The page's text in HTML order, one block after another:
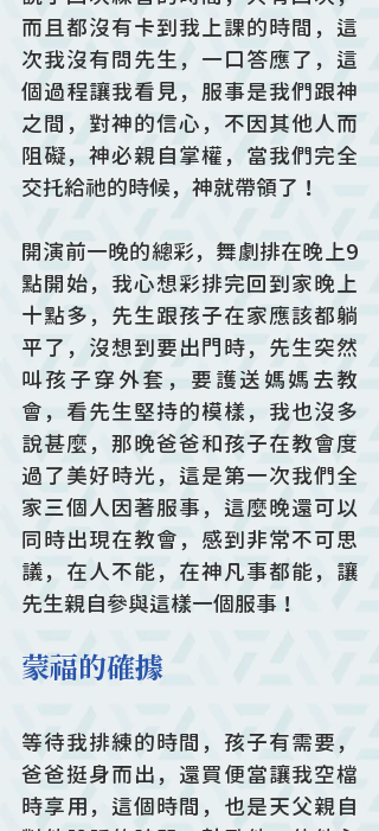
而且都沒有卡到我上課的時間，這
次我沒有問先生，一口答應了，這
個過程讓我看見，服事是我們跟神
之間，對神的信心，不因其他人而
阻礙，神必親自掌權，當我們完全
交托給祂的時候，神就帶領了！
開演前一晚的總彩，舞劇排在晚上9
點開始，我心想彩排完回到家晚上
十點多，先生跟孩子在家應該都躺
平了，沒想到要出門時，先生突然
叫孩子穿外套，要護送媽媽去教
會，看先生堅持的模樣，我也沒多
說甚麼，那晚爸爸和孩子在教會度
過了美好時光，這是第一次我們全
家三個人因著服事，這麼晚還可以
同時出現在教會，感到非常不可思
議，在人不能，在神凡事都能，讓
先生親自參與這樣一個服事！
蒙福的確據
等待我排練的時間，孩子有需要，
爸爸挺身而出，還買便當讓我空檔
時享用，這個時間，也是天父親自